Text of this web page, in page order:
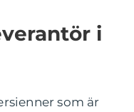
i
som är